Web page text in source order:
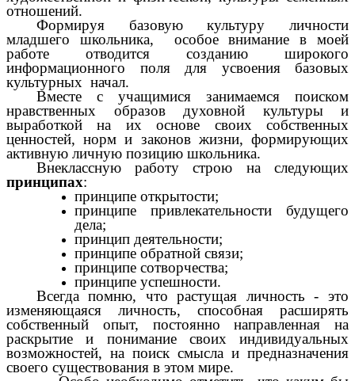
отношений.
Формируя базовую культуру личности
младшего школьника, особое внимание в моей
работе отводится созданию широкого
информационного поля для усвоения базовых
культурных начал.
Вместе с учащимися занимаемся поиском
нравственных образов духовной культуры и
выработкой на их основе своих собственных
ценностей, норм и законов жизни, формирующих
активную личную позицию школьника.
Внеклассную работу строю на следующих
принципах:
принципе открытости;
принципе привлекательности будущего
дела;
принцип деятельности;
принципе обратной связи;
принципе сотворчества;
принципе успешности.
Всегда помню, что растущая личность - это
изменяющаяся личность, способная расширять
собственный опыт, постоянно направленная на
раскрытие и понимание своих индивидуальных
возможностей, на поиск смысла и предназначения
своего существования в этом мире.